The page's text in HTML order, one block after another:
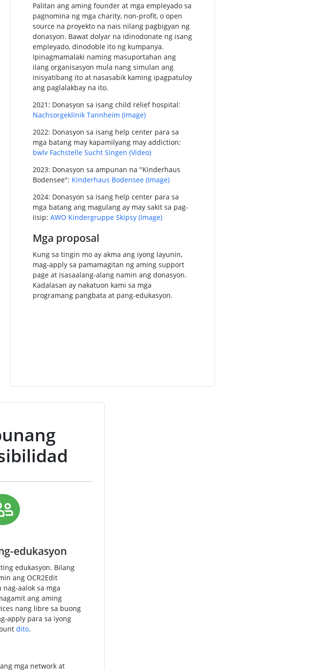
Palitan ang aming founder at mga empleyado sa
pagnomina ng mga charity, non-profit, o open
source na proyekto na nais nilang pagbigyan ng
donasyon. Bawat dolyar na idinodonate ng isang
empleyado, dinodoble ito ng kumpanya.
Ipinagmamalaki naming masuportahan ang
ilang organisasyon mula nang simulan ang
inisyatibang ito at nasasabik kaming ipagpatuloy
ang paglalakbay na ito.
2021: Donasyon sa isang child relief hospital:
Nachsorgeklinik Tannheim (Image)
2022: Donasyon sa isang help center para sa
mga batang may kapamilyang may addiction:
bwlv Fachstelle Sucht Singen (Video)
2023: Donasyon sa ampunan na "Kinderhaus
Bodensee": Kinderhaus Bodensee (Image)
2024: Donasyon sa isang help center para sa
mga batang ang magulang ay may sakit sa pag-
iisip: AWO Kindergruppe Skipsy (Image)
Mga proposal
Kung sa tingin mo ay akma ang iyong layunin,
mag-apply sa pamamagitan ng aming support
page at isasaalang-alang namin ang donasyon.
Kadalasan ay nakatuon kami sa mga
programang pangbata at pang-edukasyon.
edukasyon
edukasyon. Bilang
ang OCR2Edit
aalok sa mga
ang aming
nang libre sa buong
apply para sa iyong
dito.
mga network at